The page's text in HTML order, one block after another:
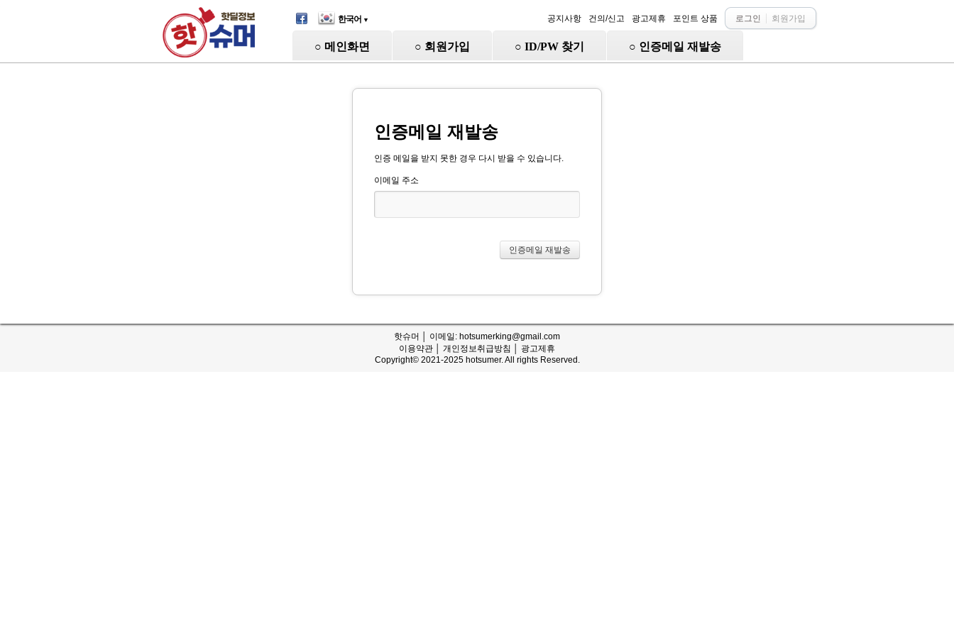
한국어 ▼ 로그인 회원가입
공지사항 건의/신고 광고제휴 포인트 상품
○ 메인화면 ○ 회원가입 ○ ID/PW 찾기 ○ 인증메일 재발송
인증메일 재발송
인증 메일을 받지 못한 경우 다시 받을 수 있습니다.
이메일 주소
핫슈머 │ 이메일: hotsumerking@gmail.com
이용약관
개인정보취급방침
광고제휴
Copyright© 2021-2025 hotsumer. All rights Reserved.